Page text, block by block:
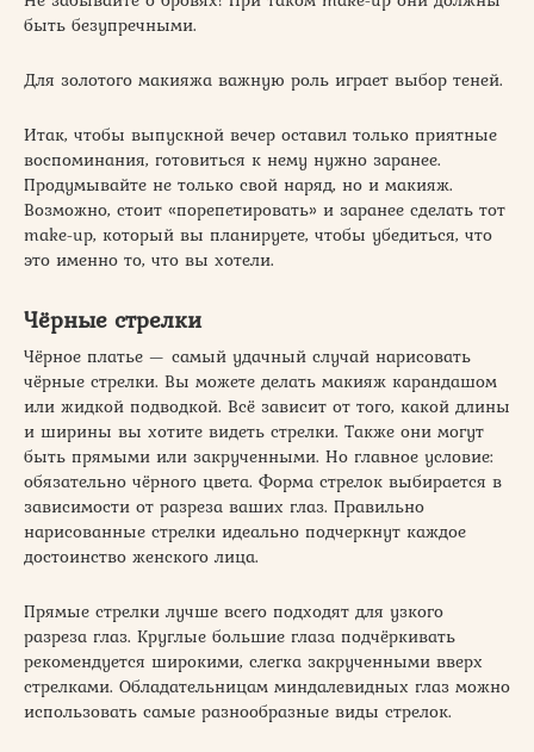
быть безупречными.
Для золотого макияжа важную роль играет выбор теней.
Итак, чтобы выпускной вечер оставил только приятные
воспоминания, готовиться к нему нужно заранее.
Продумывайте не только свой наряд, но и макияж.
Возможно, стоит «порепетировать» и заранее сделать тот
make-up, который вы планируете, чтобы убедиться, что
это именно то, что вы хотели.
Чёрные стрелки
Чёрное платье — самый удачный случай нарисовать
чёрные стрелки. Вы можете делать макияж карандашом
или жидкой подводкой. Всё зависит от того, какой длины
и ширины вы хотите видеть стрелки. Также они могут
быть прямыми или закрученными. Но главное условие:
обязательно чёрного цвета. Форма стрелок выбирается в
зависимости от разреза ваших глаз. Правильно
нарисованные стрелки идеально подчеркнут каждое
достоинство женского лица.
Прямые стрелки лучше всего подходят для узкого
разреза глаз. Круглые большие глаза подчёркивать
рекомендуется широкими, слегка закрученными вверх
стрелками. Обладательницам миндалевидных глаз можно
использовать самые разнообразные виды стрелок.